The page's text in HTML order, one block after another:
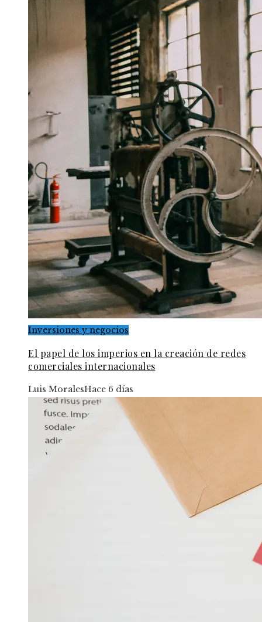
Inversiones y negocios
El papel de los imperios en la creación de redes
comerciales internacionales
Luis MoralesHace 6 días